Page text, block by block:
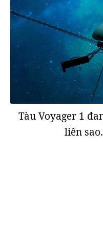
Tàu Voyager 1
liên